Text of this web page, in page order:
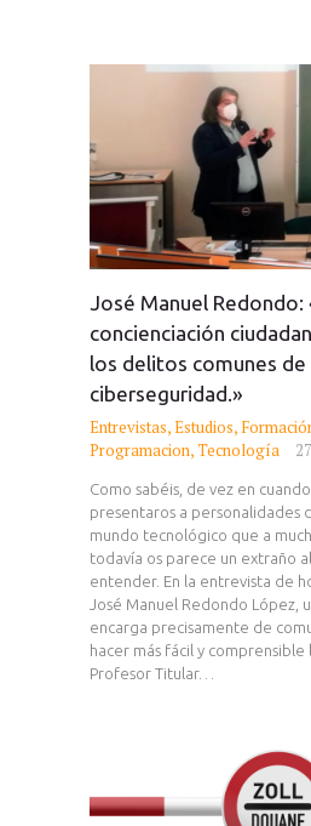
José Manuel Redondo:
concienciación
los delitos comunes de
ciberseguridad.»
Entrevistas,Estudios,
Programacion,Tecnología
Como sabéis, de vez en
presentaros a personalidades
mundo tecnológico que a
todavía os parece un extraño
entender. En la entrevista de
José Manuel Redondo López,
encarga precisamente de
hacer más fácil y comprensible
Profesor Titular…